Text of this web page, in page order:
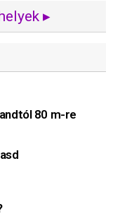
▸
80 m-re